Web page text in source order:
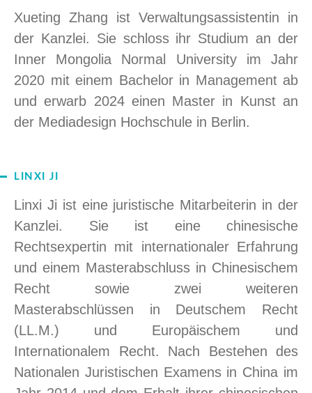
Xueting Zhang ist Verwaltungsassistentin in
der Kanzlei. Sie schloss ihr Studium an der
Inner Mongolia Normal University im Jahr
2020 mit einem Bachelor in Management ab
und erwarb 2024 einen Master in Kunst an
der Mediadesign Hochschule in Berlin.
LINXI JI
Linxi Ji ist eine juristische Mitarbeiterin in der
Kanzlei. Sie ist eine chinesische
Rechtsexpertin mit internationaler Erfahrung
und einem Masterabschluss in Chinesischem
Recht sowie zwei weiteren
Masterabschlüssen in Deutschem Recht
(LL.M.) und Europäischem und
Internationalem Recht. Nach Bestehen des
Nationalen Juristischen Examens in China im